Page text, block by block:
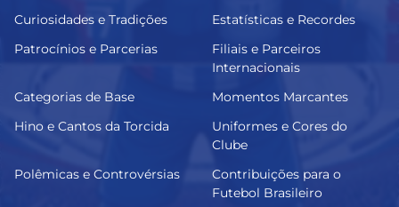
Curiosidades e Tradições
Estatísticas e Recordes
Patrocínios e Parcerias
Filiais e Parceiros
Internacionais
Categorias de Base
Momentos Marcantes
Hino e Cantos da Torcida
Uniformes e Cores do
Clube
Polêmicas e Controvérsias
Contribuições para o
Futebol Brasileiro